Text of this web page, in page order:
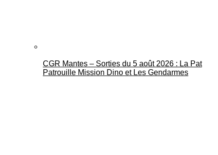
CGR Mantes – Sorties du 5 août 2026 : La Pat
Patrouille Mission Dino et Les Gendarmes